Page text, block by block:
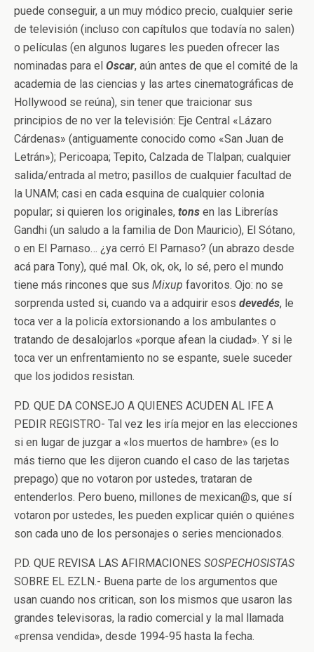
puede conseguir, a un muy módico precio, cualquier serie
de televisión (incluso con capítulos que todavía no salen)
o películas (en algunos lugares les pueden ofrecer las
nominadas para el Oscar, aún antes de que el comité de la
academia de las ciencias y las artes cinematográficas de
Hollywood se reúna), sin tener que traicionar sus
principios de no ver la televisión: Eje Central «Lázaro
Cárdenas» (antiguamente conocido como «San Juan de
Letrán»); Pericoapa; Tepito, Calzada de Tlalpan; cualquier
salida/entrada al metro; pasillos de cualquier facultad de
la UNAM; casi en cada esquina de cualquier colonia
popular; si quieren los originales, tons en las Librerías
Gandhi (un saludo a la familia de Don Mauricio), El Sótano,
o en El Parnaso… ¿ya cerró El Parnaso? (un abrazo desde
acá para Tony), qué mal. Ok, ok, ok, lo sé, pero el mundo
tiene más rincones que sus Mixup favoritos. Ojo: no se
sorprenda usted si, cuando va a adquirir esos devedés, le
toca ver a la policía extorsionando a los ambulantes o
tratando de desalojarlos «porque afean la ciudad». Y si le
toca ver un enfrentamiento no se espante, suele suceder
que los jodidos resistan.
P.D. QUE DA CONSEJO A QUIENES ACUDEN AL IFE A
PEDIR REGISTRO- Tal vez les iría mejor en las elecciones
si en lugar de juzgar a «los muertos de hambre» (es lo
más tierno que les dijeron cuando el caso de las tarjetas
prepago) que no votaron por ustedes, trataran de
entenderlos. Pero bueno, millones de mexican@s, que sí
votaron por ustedes, les pueden explicar quién o quiénes
son cada uno de los personajes o series mencionados.
P.D. QUE REVISA LAS AFIRMACIONES SOSPECHOSISTAS
SOBRE EL EZLN.- Buena parte de los argumentos que
usan cuando nos critican, son los mismos que usaron las
grandes televisoras, la radio comercial y la mal llamada
«prensa vendida», desde 1994-95 hasta la fecha.